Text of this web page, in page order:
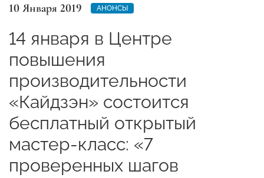
10 Января 2019 АНОНСЫ
14 января в Центре
повышения
производительности
«Кайдзэн» состоится
бесплатный открытый
мастер-класс: «7
проверенных шагов